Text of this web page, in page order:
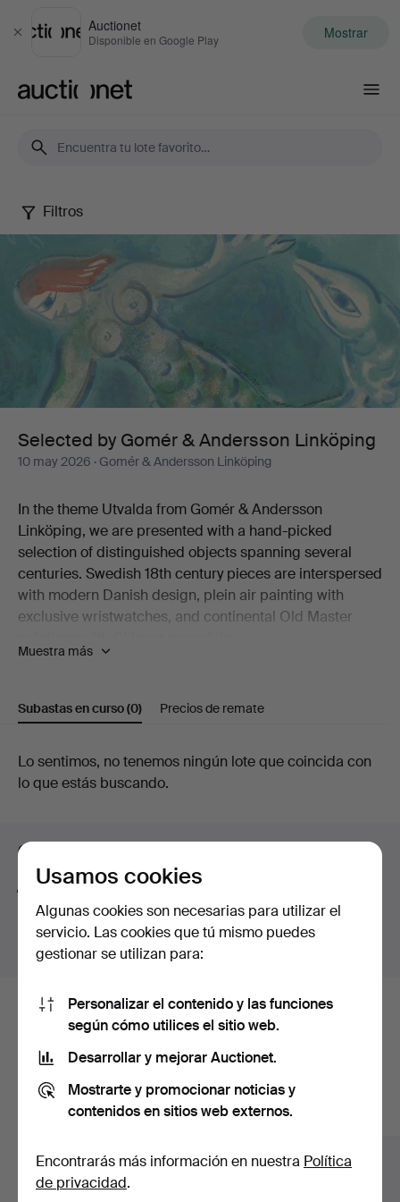
Cerrar
Auctionet
Disponible en Google Play Mostrar
Selected
Gomér
Andersson
Linköping
Filtros
Selected by Gomér & Andersson Linköping
10 may 2026 · Gomér & Andersson Linköping
In the theme Utvalda from Gomér & Andersson
Linköping, we are presented with a hand-picked
selection of distinguished objects spanning several
centuries. Swedish 18th century pieces are interspersed
with modern Danish design, plein air painting with
exclusive wristwatches, and continental Old Master
Like a dream in turquoise hues, Marc Chagall's colour
percussion revolvers from the 19th century are
something for the initiated collector. And the late
set table this summer.
All in all, just over 120 lots are on offer, selected with
Muestra más
Subastas en curso(0) Precios de remate
Subastas
Lo sentimos, no tenemos ningún lote que coincida con
lo que estás buscando.
Consejos para mejorar la búsqueda
La función de búsqueda también admite partes de
palabras. Por ejemplo si buscas brazte aparecerán
resultados parabrazalete
Estos son los lotes existentes
nuestro archivo que coinciden con
tu búsqueda.
Mostrar todos los lotes
Usamos cookies
Algunas cookies son necesarias para utilizar el
servicio. Las cookies que tú mismo puedes
gestionar se utilizan para:
Personalizar el contenido y las funciones
según cómo utilices el sitio web.
Desarrollar y mejorar Auctionet.
Mostrarte y promocionar noticias y
contenidos en sitios web externos.
Encontrarás más información en nuestra Política
de privacidad.